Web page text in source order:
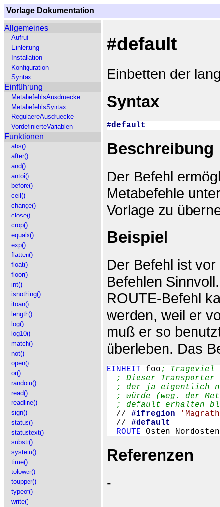
Vorlage Dokumentation
Allgemeines
Aufruf
Einleitung
Installation
Konfiguration
Syntax
Einführung
MetabefehlsAusdruecke
MetabefehlsSyntax
RegulaereAusdruecke
VordefinierteVariablen
Funktionen
abs()
after()
and()
antoi()
before()
ceil()
change()
close()
crop()
equals()
exp()
flatten()
float()
floor()
int()
isnothing()
itoan()
length()
log()
log10()
match()
not()
open()
or()
random()
read()
readline()
sign()
status()
statustext()
substr()
system()
time()
tolower()
toupper()
typeof()
write()
#default
Einbetten der
Syntax
#default
Beschreibung
Der Befehl
Metabefehle
Vorlage zu
Beispiel
Der Befehl ist
Befehlen
ROUTE-Befehl
werden, weil er
muß er so
überleben. Das
EINHEIT foo; Trageviel
; Dieser Transporter
; der ja eigentlich
; würde (weg. der
; default erhalten
  //
#ifregion
  //
#default
ROUTE
Referenzen
-